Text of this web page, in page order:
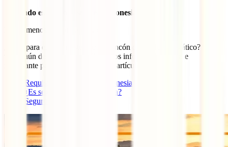
¿Cuándo es la época seca en Indonesia?
Más o menos de abril a octubre.
¿Listo para explorar este exótico rincón del Sudeste Asiático? ¡No te
vayas aún de nuestro blog! Tenemos información fresca e
interesante para ti en los siguientes artículos:
Requisitos para viajar a Indonesia
¿Es seguro viajar a Indonesia?
Seguro de viaje a Indonesia